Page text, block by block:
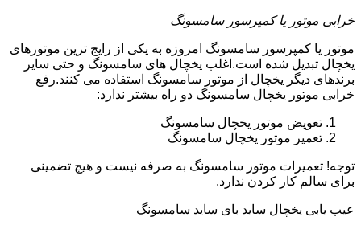
خرابی موتور یا کمپرسور سامسونگ
موتور یا کمپرسور سامسونگ امروزه به یکی از رایج ترین موتورهای
یخچال تبدیل شده است.اغلب یخچال های سامسونگ و حتی سایر
برندهای دیگر یخچال از موتور سامسونگ استفاده می کنند.رفع
خرابی موتور یخچال سامسونگ دو راه بیشتر ندارد:
تعویض موتور یخچال سامسونگ
تعمیر موتور یخچال سامسونگ
توجه! تعمیرات موتور سامسونگ به صرفه نیست و هیچ تضمینی
برای سالم کار کردن ندارد.
عیب یابی یخچال ساید بای ساید سامسونگ